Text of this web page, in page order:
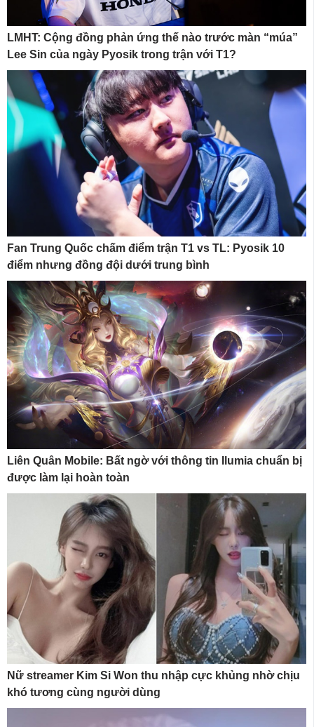
LMHT: Cộng đồng phản ứng thế nào trước màn “múa”
Lee Sin của ngày Pyosik trong trận với T1?
Fan Trung Quốc chấm điểm trận T1 vs TL: Pyosik 10
điểm nhưng đồng đội dưới trung bình
Liên Quân Mobile: Bất ngờ với thông tin Ilumia chuẩn bị
được làm lại hoàn toàn
Nữ streamer Kim Si Won thu nhập cực khủng nhờ chịu
khó tương cùng người dùng